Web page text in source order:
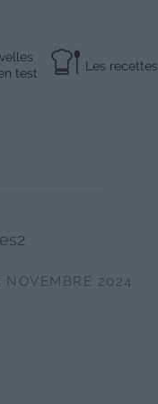
test
Les recettes
NOVEMBRE 2024